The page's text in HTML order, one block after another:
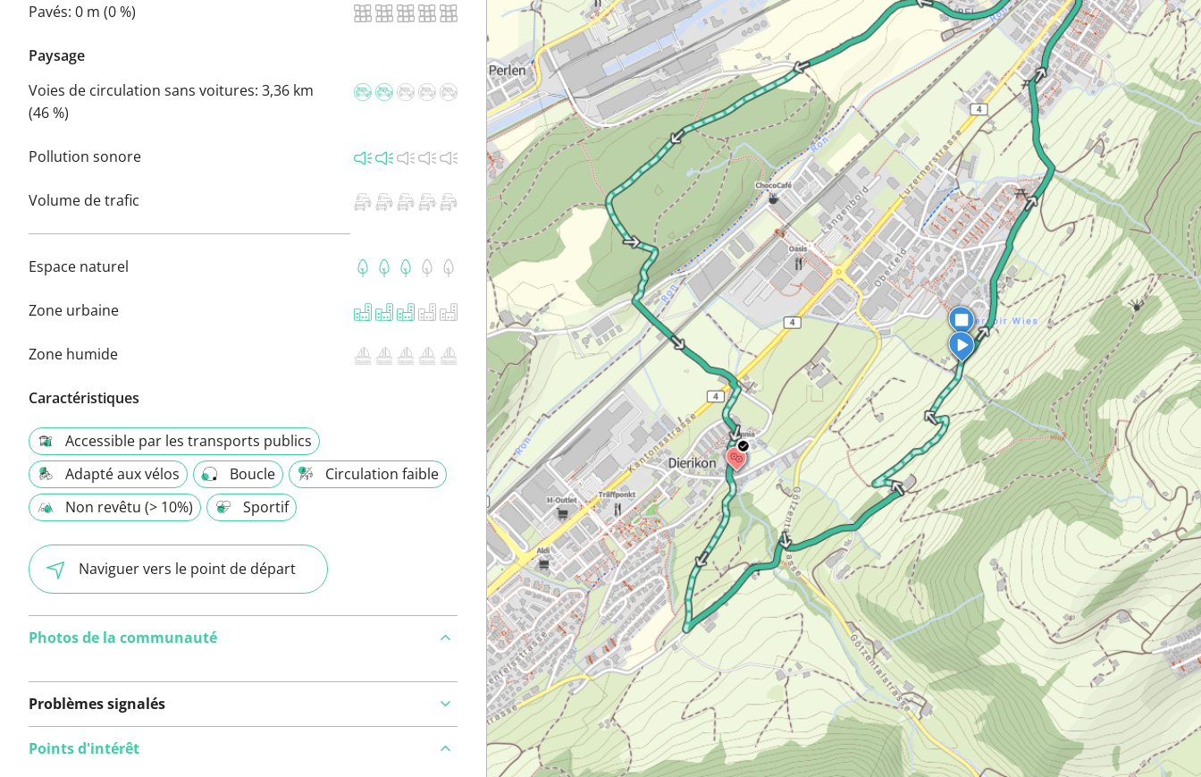
Pavés: 0 m (0 %)
Paysage
Voies de circulation sans voitures: 3,36 km
(46 %)
Pollution sonore
Volume de trafic
Espace naturel
Zone urbaine
Zone humide
Caractéristiques
Accessible par les transports publics
Adapté aux vélos
Boucle
Circulation faible
Non revêtu (> 10%)
Sportif
Naviguer vers le point de départ
Photos de la communauté
Problèmes signalés
Points d'intérêt